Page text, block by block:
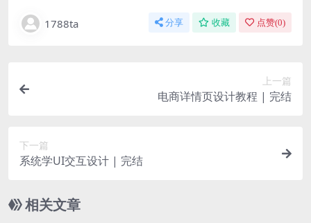
1788ta 分享 收藏 点赞(0)
上一篇
电商详情页设计教程 | 完结
下一篇
系统学UI交互设计 | 完结
相关文章